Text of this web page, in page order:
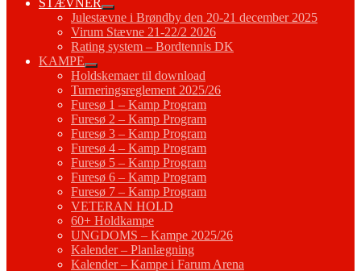
STÆVNER
Julestævne i Brøndby den 20-21 december 2025
Virum Stævne 21-22/2 2026
Rating system – Bordtennis DK
KAMPE
Holdskemaer til download
Turneringsreglement 2025/26
Furesø 1 – Kamp Program
Furesø 2 – Kamp Program
Furesø 3 – Kamp Program
Furesø 4 – Kamp Program
Furesø 5 – Kamp Program
Furesø 6 – Kamp Program
Furesø 7 – Kamp Program
VETERAN HOLD
60+ Holdkampe
UNGDOMS – Kampe 2025/26
Kalender – Planlægning
Kalender – Kampe i Farum Arena